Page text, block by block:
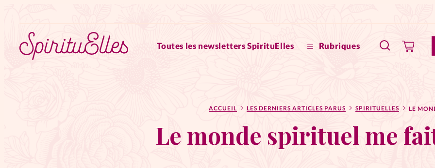
Toutes les newsletters SpirituElles Rubriques
Astuces
Bible
Faire
La
ACCUEIL LES DERNIERS ARTICLES PARUS SPIRITUELLES
Le monde spirituel me